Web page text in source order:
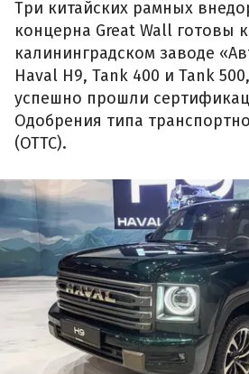
Три китайских рамных
концерна Great Wall готовы
калининградском заводе
Haval H9, Tank 400 и Tank
успешно прошли
Одобрения типа
(ОТТС).